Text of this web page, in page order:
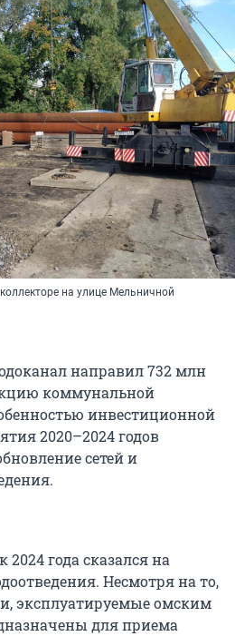
на улице Мельничной
направил 732 млн
коммунальной
инвестиционной
2020–2024 годов
сетей и
года сказался на
Несмотря на то,
эксплуатируемые омским
для приема